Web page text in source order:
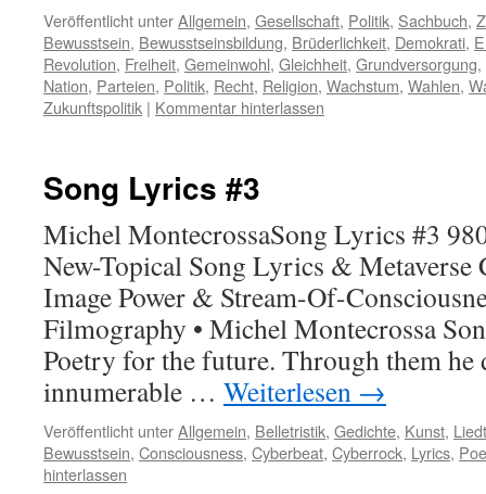
Veröffentlicht unterAllgemein, Gesellschaft, Politik, Sachbuch,
Bewusstsein, Bewusstseinsbildung, Brüderlichkeit, Demokrati,
Revolution, Freiheit, Gemeinwohl, Gleichheit, Grundversorgung,
Nation, Parteien, Politik, Recht, Religion, Wachstum, Wahlen,
Zukunftspolitik | Kommentar hinterlassen
Song Lyrics #3
Michel MontecrossaSong Lyrics #3
New-Topical Song Lyrics & Metaverse
Image Power & Stream-Of-
Filmography • Michel Montecrossa
Poetry for the future. Through them he
innumerable … Weiterlesen →
Veröffentlicht unterAllgemein, Belletristik, Gedichte, Kunst,
Bewusstsein, Consciousness, Cyberbeat, Cyberrock, Lyrics,
hinterlassen